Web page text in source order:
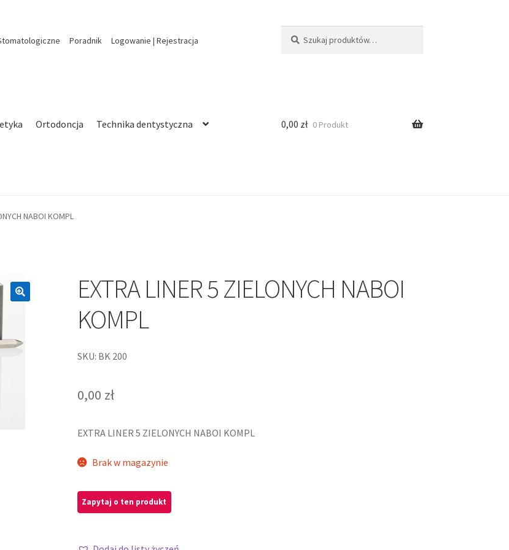
Poradnik Logowanie | Rejestracja
Ortodoncja Technika dentystyczna 0,00 zł 0 Produkt
NABOI KOMPL
EXTRA LINER 5 ZIELONYCH NABOI
KOMPL
SKU: BK 200
0,00 zł
EXTRA LINER 5 ZIELONYCH NABOI KOMPL
Brak w magazynie